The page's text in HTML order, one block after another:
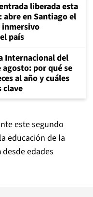
liberada esta
abre en Santiago el
país
Internacional del
agosto: por qué se
al año y cuáles
clave
este segundo
educación de la
desde edades